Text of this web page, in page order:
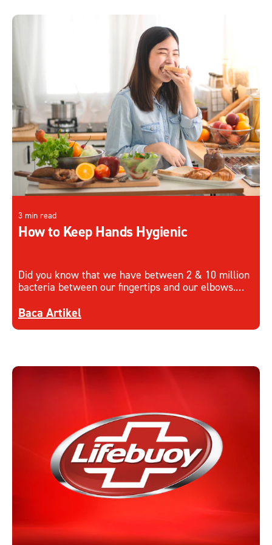
3 min read
How to Keep Hands Hygienic
Did you know that we have between 2 & 10 million
bacteria between our fingertips and our elbows.
Discover more about How to Keep Hands
Baca Artikel